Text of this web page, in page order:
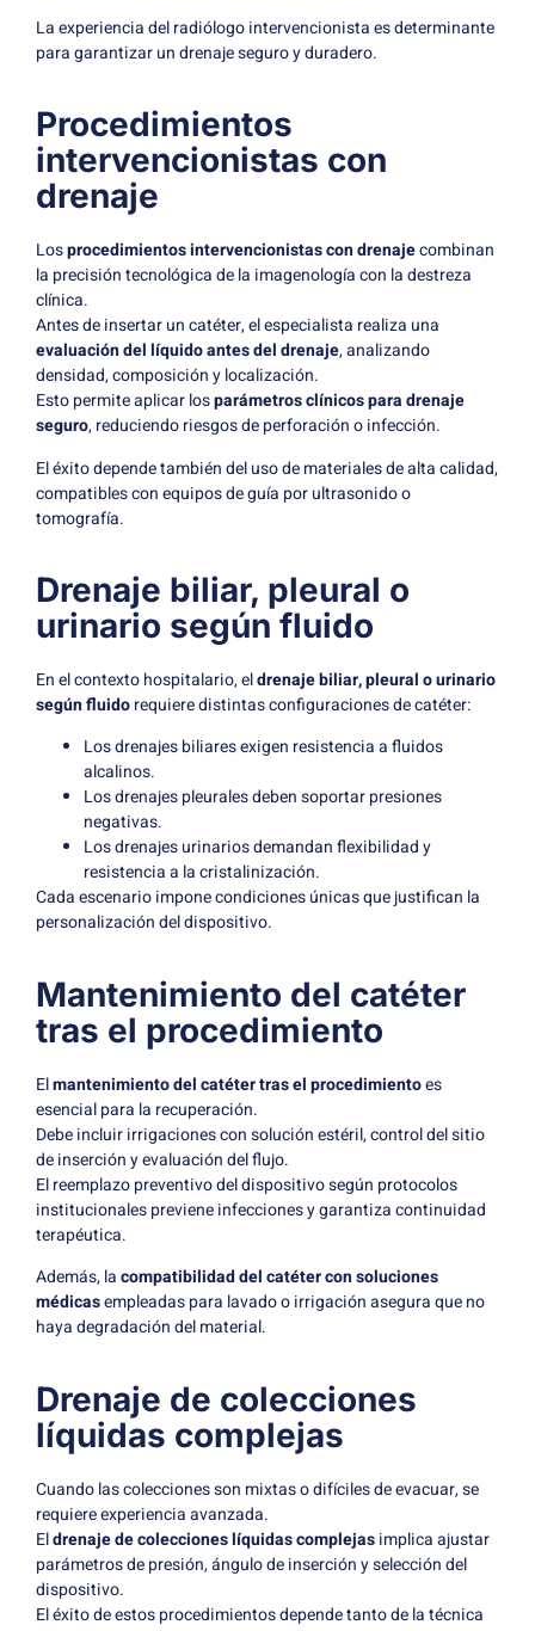
La experiencia del radiólogo intervencionista es determinante
para garantizar un drenaje seguro y duradero.
Procedimientos
intervencionistas con
drenaje
Losprocedimientos intervencionistas con drenajecombinan
la precisión tecnológica de la imagenología con la destreza
clínica.
Antes de insertar un catéter, el especialista realiza una
evaluación del líquido antes del drenaje, analizando
densidad, composición y localización.
Esto permite aplicar losparámetros clínicos para drenaje
seguro, reduciendo riesgos de perforación o infección.
El éxito depende también del uso de materiales de alta calidad,
compatibles con equipos de guía por ultrasonido o
tomografía.
Drenaje biliar, pleural o
urinario según fluido
En el contexto hospitalario, eldrenaje biliar, pleural o urinario
según fluidorequiere distintas configuraciones de catéter:
Los drenajes biliares exigen resistencia a fluidos
alcalinos.
Los drenajes pleurales deben soportar presiones
negativas.
Los drenajes urinarios demandan flexibilidad y
resistencia a la cristalinización.
Cada escenario impone condiciones únicas que justifican la
personalización del dispositivo.
Mantenimiento del catéter
tras el procedimiento
Elmantenimiento del catéter tras el procedimientoes
esencial para la recuperación.
Debe incluir irrigaciones con solución estéril, control del sitio
de inserción y evaluación del flujo.
El reemplazo preventivo del dispositivo según protocolos
institucionales previene infecciones y garantiza continuidad
terapéutica.
Además, lacompatibilidad del catéter con soluciones
médicasempleadas para lavado o irrigación asegura que no
haya degradación del material.
Drenaje de colecciones
líquidas complejas
Cuando las colecciones son mixtas o difíciles de evacuar, se
requiere experiencia avanzada.
Eldrenaje de colecciones líquidas complejasimplica ajustar
parámetros de presión, ángulo de inserción y selección del
dispositivo.
El éxito de estos procedimientos depende tanto de la técnica